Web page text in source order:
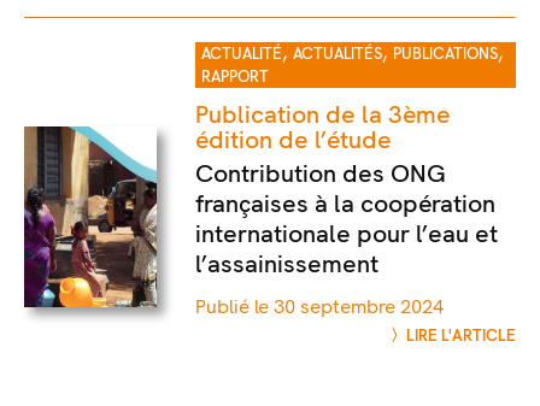
ACTUALITÉ,ACTUALITÉS, PUBLICATIONS,
RAPPORT
Publication de la 3ème
édition de l’étude
Contribution des ONG
françaises à la coopération
internationale pour l’eau et
l’assainissement
Publié le 30 septembre 2024
LIRE L'ARTICLE